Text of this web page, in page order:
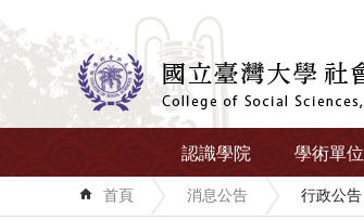
跳到主要內容區塊
認識學院 學術單位
首頁 消息公告 行政公告